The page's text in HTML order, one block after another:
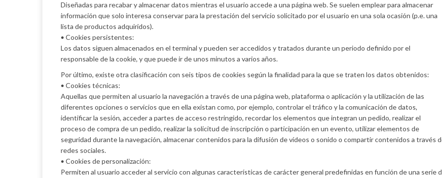
Diseñadas para recabar y almacenar datos mientras el usuario accede a una página web. Se suelen emplear para almacenar
información que solo interesa conservar para la prestación del servicio solicitado por el usuario en una sola ocasión (p.e. una
lista de productos adquiridos).
• Cookies persistentes:
Los datos siguen almacenados en el terminal y pueden ser accedidos y tratados durante un periodo definido por el
responsable de la cookie, y que puede ir de unos minutos a varios años.
Por último, existe otra clasificación con seis tipos de cookies según la finalidad para la que se traten los datos obtenidos:
• Cookies técnicas:
Aquellas que permiten al usuario la navegación a través de una página web, plataforma o aplicación y la utilización de las
diferentes opciones o servicios que en ella existan como, por ejemplo, controlar el tráfico y la comunicación de datos,
identificar la sesión, acceder a partes de acceso restringido, recordar los elementos que integran un pedido, realizar el
proceso de compra de un pedido, realizar la solicitud de inscripción o participación en un evento, utilizar elementos de
seguridad durante la navegación, almacenar contenidos para la difusión de vídeos o sonido o compartir contenidos a través
redes sociales.
• Cookies de personalización:
Permiten al usuario acceder al servicio con algunas características de carácter general predefinidas en función de una serie